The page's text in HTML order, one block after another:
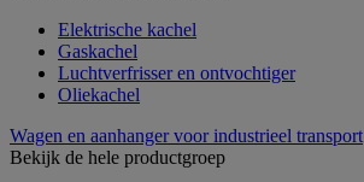
Elektrische kachel
Gaskachel
Luchtverfrisser en ontvochtiger
Oliekachel
Wagen en aanhanger voor industrieel transport
Bekijk de hele productgroep